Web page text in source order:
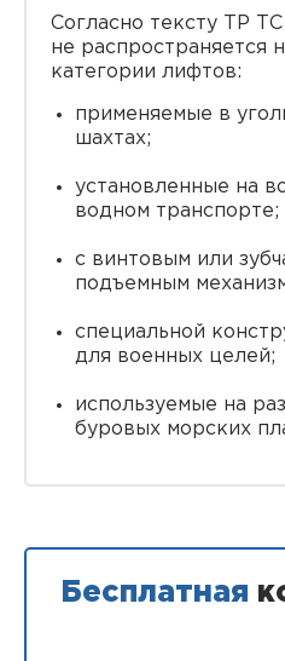
Согласно тексту ТР ТС
не распространяется
категории лифтов:
применяемые в
шахтах;
установленные на
водном транспорте;
с винтовым или
подъeмным
специальной
для военных целей;
используемые на
буровых морских
Бесплатная